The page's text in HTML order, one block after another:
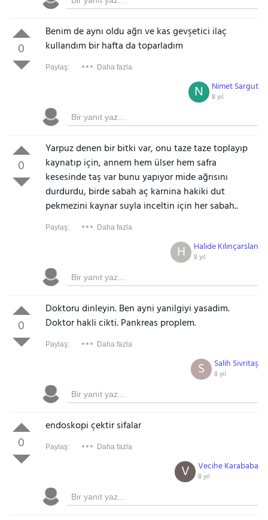
0
Benim de aynı oldu ağrı ve kas gevşetici ilaç
kullandım bir hafta da toparladım
Paylaş: Daha fazla
Nimet Sargut
8 yıl
N
0
Yarpuz denen bir bitki var, onu taze taze toplayıp
kaynatıp için, annem hem ülser hem safra
kesesinde taş var bunu yapıyor mide ağrısını
durdurdu, birde sabah aç karnina hakiki dut
pekmezini kaynar suyla inceltin için her sabah..
Paylaş: Daha fazla
Halide Kılınçarslan
8 yıl
H
0
Doktoru dinleyin. Ben ayni yanilgiyi yasadim.
Doktor hakli cikti. Pankreas proplem.
Paylaş: Daha fazla
Salih Sivritaş
8 yıl
S
0
endoskopi çektir sifalar
Paylaş: Daha fazla
Vecihe Karababa
8 yıl
V